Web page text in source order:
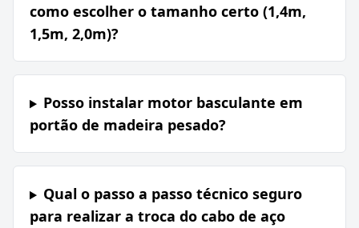
como escolher o tamanho certo (1,4m,
1,5m, 2,0m)?
Posso instalar motor basculante em
portão de madeira pesado?
Qual o passo a passo técnico seguro
para realizar a troca do cabo de aço